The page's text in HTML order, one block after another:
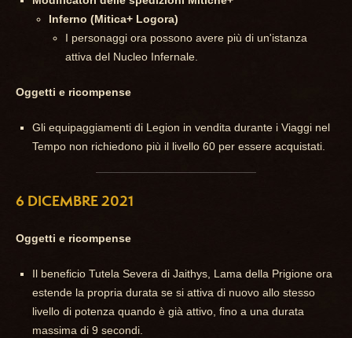
Inferno (Mitica+ Logora)
I personaggi ora possono avere più di un'istanza
attiva del Nucleo Infernale.
Oggetti e ricompense
Gli equipaggiamenti di Legion in vendita durante i Viaggi nel
Tempo non richiedono più il livello 60 per essere acquistati.
6 DICEMBRE 2021
Oggetti e ricompense
Il beneficio Tutela Severa di Jaithys, Lama della Prigione ora
estende la propria durata se si attiva di nuovo allo stesso
livello di potenza quando è già attivo, fino a una durata
massima di 9 secondi.